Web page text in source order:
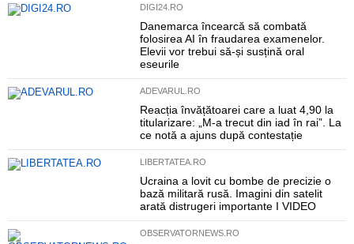
DIGI24.RO
Danemarca încearcă să combată
folosirea AI în fraudarea examenelor.
Elevii vor trebui să-și susțină oral
eseurile
ADEVARUL.RO
Reacția învățătoarei care a luat 4,90 la
titularizare: „M-a trecut din iad în rai”. La
ce notă a ajuns după contestație
LIBERTATEA.RO
Ucraina a lovit cu bombe de precizie o
bază militară rusă. Imagini din satelit
arată distrugeri importante I VIDEO
OBSERVATORNEWS.RO